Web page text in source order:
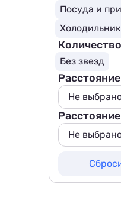
Посуда и
Холодильник
Без звезд
Не
Не
100 м
500 м
800 м
Не